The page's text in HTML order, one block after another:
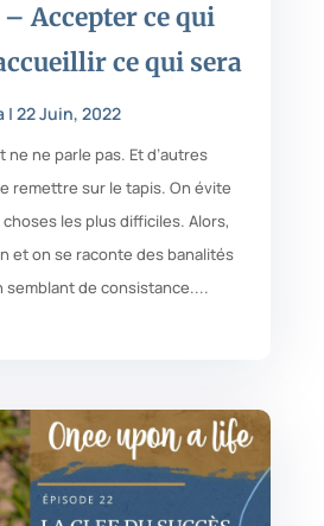
– Accepter ce qui
ce qui sera
| 22 Juin, 2022
ne ne parle pas. Et d’autres
remettre sur le tapis. On évite
les plus difficiles. Alors,
et on se raconte des banalités
semblant de consistance....